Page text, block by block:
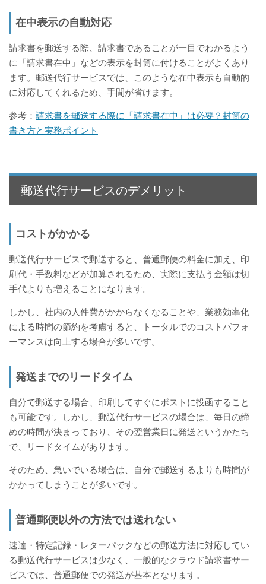
在中表示の自動対応
請求書を郵送する際、請求書であることが一目でわかるよう
に「請求書在中」などの表示を封筒に付けることがよくあり
ます。郵送代行サービスでは、このような在中表示も自動的
に対応してくれるため、手間が省けます。
参考： 請求書を郵送する際に「請求書在中」は必要？封筒の
書き方と実務ポイント
郵送代行サービスのデメリット
コストがかかる
郵送代行サービスで郵送すると、普通郵便の料金に加え、印
刷代・手数料などが加算されるため、実際に支払う金額は切
手代よりも増えることになります。
しかし、社内の人件費がかからなくなることや、業務効率化
による時間の節約を考慮すると、トータルでのコストパフォ
ーマンスは向上する場合が多いです。
発送までのリードタイム
自分で郵送する場合、印刷してすぐにポストに投函すること
も可能です。しかし、郵送代行サービスの場合は、毎日の締
めの時間が決まっており、その翌営業日に発送というかたち
で、リードタイムがあります。
そのため、急いでいる場合は、自分で郵送するよりも時間が
かかってしまうことが多いです。
普通郵便以外の方法では送れない
速達・特定記録・レターパックなどの郵送方法に対応してい
る郵送代行サービスは少なく、一般的なクラウド請求書サー
ビスでは、普通郵便での発送が基本となります。